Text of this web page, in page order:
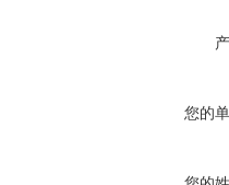
您的